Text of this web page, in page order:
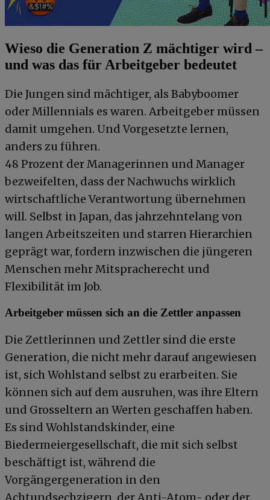
Wieso die Generation Z mächtiger wird –
und was das für Arbeitgeber bedeutet
Die Jungen sind mächtiger, als Babyboomer
oder Millennials es waren. Arbeitgeber müssen
damit umgehen. Und Vorgesetzte lernen,
anders zu führen.
48 Prozent der Managerinnen und Manager
bezweifelten, dass der Nachwuchs wirklich
wirtschaftliche Verantwortung übernehmen
will. Selbst in Japan, das jahrzehntelang von
langen Arbeitszeiten und starren Hierarchien
geprägt war, fordern inzwischen die jüngeren
Menschen mehr Mitspracherecht und
Flexibilität im Job.
Arbeitgeber müssen sich an die Zettler anpassen
Die Zettlerinnen und Zettler sind die erste
Generation, die nicht mehr darauf angewiesen
ist, sich Wohlstand selbst zu erarbeiten. Sie
können sich auf dem ausruhen, was ihre Eltern
und Grosseltern an Werten geschaffen haben.
Es sind Wohlstandskinder, eine
Biedermeiergesellschaft, die mit sich selbst
beschäftigt ist, während die
Vorgängergeneration in den